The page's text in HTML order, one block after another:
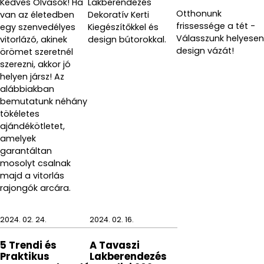
Kedves Olvasók! Ha
van az életedben
egy szenvedélyes
vitorlázó, akinek
örömet szeretnél
szerezni, akkor jó
helyen jársz! Az
alábbiakban
bemutatunk néhány
tökéletes
ajándékötletet,
amelyek
garantáltan
mosolyt csalnak
majd a vitorlás
rajongók arcára.
Lakberendezés
Dekoratív Kerti
Kiegészítőkkel és
design bútorokkal.
Otthonunk
frissessége a tét -
Válasszunk helyesen
design vázát!
2024. 02. 24.
5 Trendi és
Praktikus
2024. 02. 16.
A Tavaszi
Lakberendezés